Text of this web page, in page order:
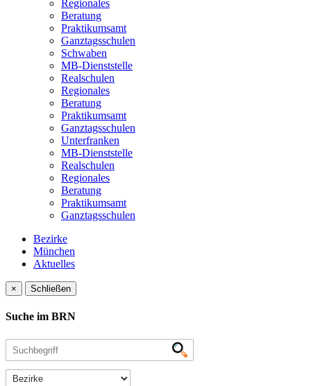
Regionales
Beratung
Praktikumsamt
Ganztagsschulen
Schwaben
MB-Dienststelle
Realschulen
Regionales
Beratung
Praktikumsamt
Ganztagsschulen
Unterfranken
MB-Dienststelle
Realschulen
Regionales
Beratung
Praktikumsamt
Ganztagsschulen
Bezirke
München
Aktuelles
× Schließen
Suche im BRN